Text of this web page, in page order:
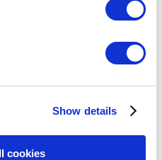
actively scanning it for
personal data is processed
content and ads, to
Show details
cookies